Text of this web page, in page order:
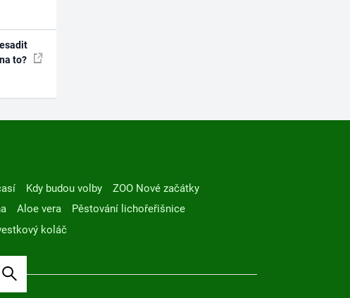
to?
Kdy budou volby
ZOO Nové začátky
Aloe vera
Pěstování lichořeřišnice
koláč